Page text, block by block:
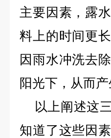
主要因素，露
料上的时间更
因雨水冲洗去
阳光下，从而产
以上阐述这
知道了这些因